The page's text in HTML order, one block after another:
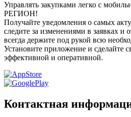
Управлять закупками легко с
РЕГИОН!
Получайте уведомления о самых
следите за изменениями в заявках и
всегда держите под рукой всю
Установите приложение и сделайте
эффективной и оперативной.
Контактная